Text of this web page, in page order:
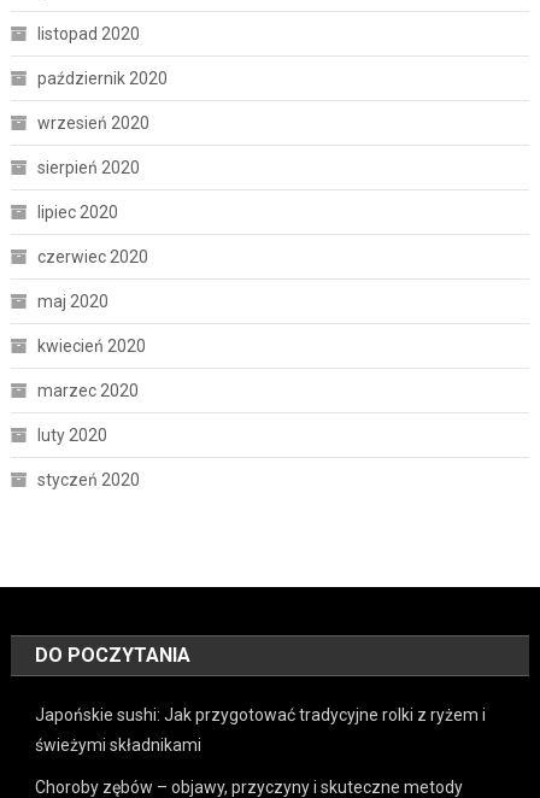
listopad 2020
październik 2020
wrzesień 2020
sierpień 2020
lipiec 2020
czerwiec 2020
maj 2020
kwiecień 2020
marzec 2020
luty 2020
styczeń 2020
DO POCZYTANIA
Japońskie sushi: Jak przygotować tradycyjne rolki z ryżem i
świeżymi składnikami
Choroby zębów – objawy, przyczyny i skuteczne metody